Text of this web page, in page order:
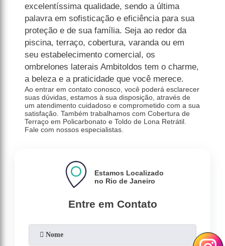
excelentíssima qualidade, sendo a última
palavra em sofisticação e eficiência para sua
proteção e de sua família. Seja ao redor da
piscina, terraço, cobertura, varanda ou em
seu estabelecimento comercial, os
ombrelones laterais Ambitoldos tem o charme,
a beleza e a praticidade que você merece.
Ao entrar em contato conosco, você poderá esclarecer
suas dúvidas, estamos à sua disposição, através de
um atendimento cuidadoso e comprometido com a sua
satisfação. Também trabalhamos com Cobertura de
Terraço em Policarbonato e Toldo de Lona Retrátil.
Fale com nossos especialistas.
Entre em Contato
Estamos Localizado
no Rio de Janeiro